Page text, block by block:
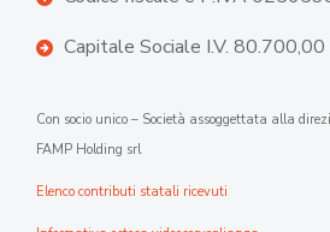
Capitale Sociale I.V. 80.700,00
Con socio unico – Società assoggettata alla
FAMP Holding srl
Elenco contributi statali ricevuti